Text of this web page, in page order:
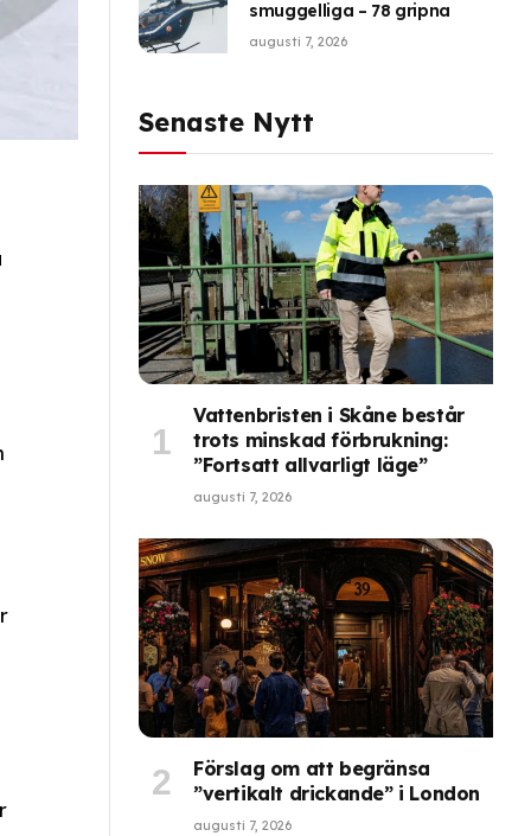
smuggelliga – 78 gripna
augusti 7, 2026
Senaste Nytt
Vattenbristen i Skåne består
trots minskad förbrukning:
”Fortsatt allvarligt läge”
augusti 7, 2026
Förslag om att begränsa
”vertikalt drickande” i London
augusti 7, 2026